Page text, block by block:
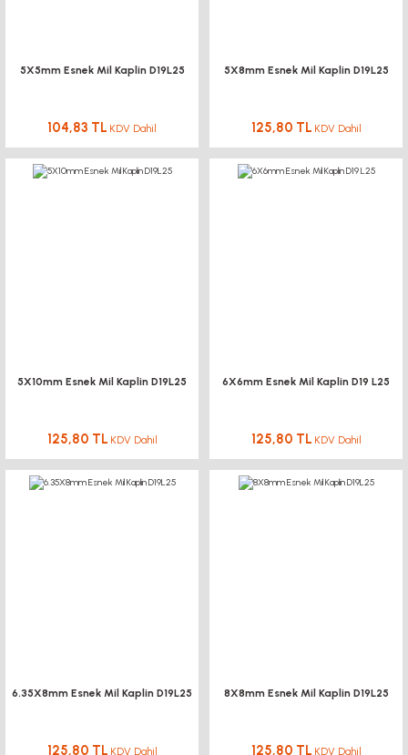
5X5mm Esnek Mil Kaplin D19L25
104,83 TL KDV Dahil
5X8mm Esnek Mil Kaplin D19L25
125,80 TL KDV Dahil
5X10mm Esnek Mil Kaplin D19L25
125,80 TL KDV Dahil
6X6mm Esnek Mil Kaplin D19 L25
125,80 TL KDV Dahil
6.35X8mm Esnek Mil Kaplin D19L25
125,80 TL KDV Dahil
8X8mm Esnek Mil Kaplin D19L25
125,80 TL KDV Dahil